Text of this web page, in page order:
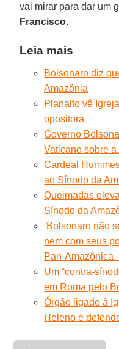
vai mirar para dar um
Francisco.
Leia mais
Bolsonaro diz
Amazônia
Planalto vê
opositora
Governo
Vaticano sobre a
Cardeal
ao Sínodo da
Queimadas
Sínodo da
‘Bolsonaro não
nem com seus
Pan-Amazônica
Um “contra-
em Roma pelo
Órgão ligado à
Heleno e